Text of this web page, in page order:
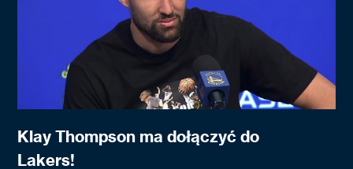
Klay Thompson ma dołączyć do
Lakers!